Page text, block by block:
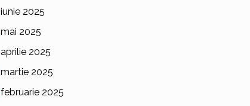
iunie 2025
mai 2025
aprilie 2025
martie 2025
februarie 2025